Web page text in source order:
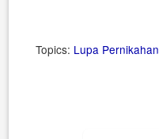
Topics: Lupa Pernikahan